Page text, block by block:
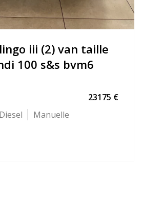
100 s&s bvm6
23175
Diesel
Manuelle